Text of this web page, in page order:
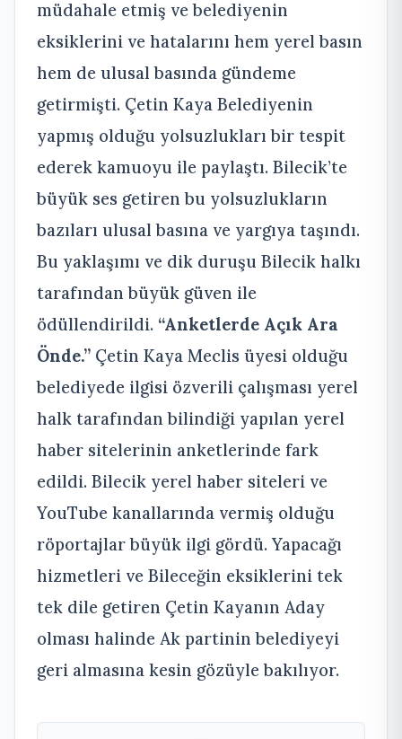
müdahale etmiş ve belediyenin
eksiklerini ve hatalarını hem yerel basın
hem de ulusal basında gündeme
getirmişti. Çetin Kaya Belediyenin
yapmış olduğu yolsuzlukları bir tespit
ederek kamuoyu ile paylaştı. Bilecik’te
büyük ses getiren bu yolsuzlukların
bazıları ulusal basına ve yargıya taşındı.
Bu yaklaşımı ve dik duruşu Bilecik halkı
tarafından büyük güven ile
ödüllendirildi. “Anketlerde Açık Ara
Önde.” Çetin Kaya Meclis üyesi olduğu
belediyede ilgisi özverili çalışması yerel
halk tarafından bilindiği yapılan yerel
haber sitelerinin anketlerinde fark
edildi. Bilecik yerel haber siteleri ve
YouTube kanallarında vermiş olduğu
röportajlar büyük ilgi gördü. Yapacağı
hizmetleri ve Bileceğin eksiklerini tek
tek dile getiren Çetin Kayanın Aday
olması halinde Ak partinin belediyeyi
geri almasına kesin gözüyle bakılıyor.